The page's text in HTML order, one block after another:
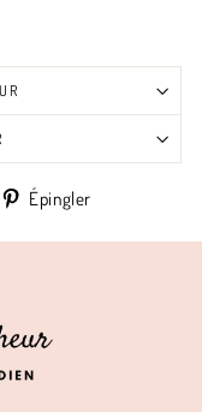
TweeterÉpingler
Pinterest